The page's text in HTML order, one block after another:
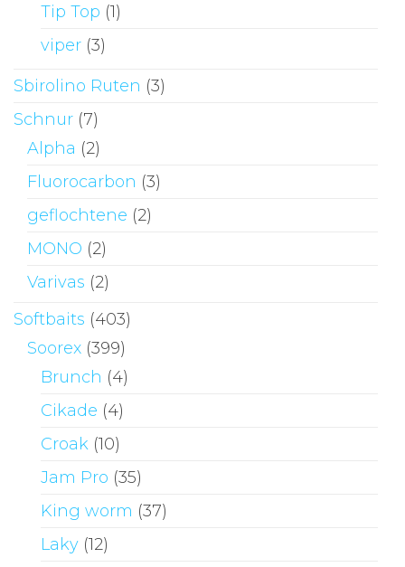
Tip Top (1)
viper (3)
Sbirolino Ruten (3)
Schnur (7)
Alpha (2)
Fluorocarbon (3)
geflochtene (2)
MONO (2)
Varivas (2)
Softbaits (403)
Soorex (399)
Brunch (4)
Cikade (4)
Croak (10)
Jam Pro (35)
King worm (37)
Laky (12)